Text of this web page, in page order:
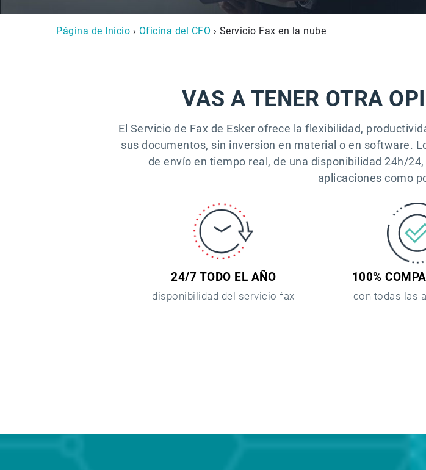
Página de Inicio › Oficina del CFO › Servicio Fax en la nube
VAS A TENER OTRA
El Servicio de Fax de Esker ofrece la flexibilidad,
sus documentos, sin inversion en material o en software.
de envío en tiempo real, de una disponibilidad 24h/
aplicaciones como
24/7 TODO EL AÑO
disponibilidad del servicio fax
100%
con todas las